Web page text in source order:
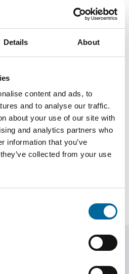
Details About
content and ads, to
and to analyse our traffic.
about your use of our site with
and analytics partners who
information that you’ve
collected from your use
Specialkabel AB